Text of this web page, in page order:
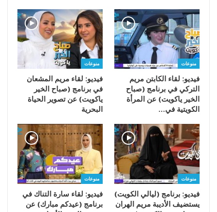
منوعات
فيديو: لقاء الكابتن مريم
التركي في برنامج (صباح
الخير ياكويت) عن المرأة
الكويتية في…
منوعات
فيديو: لقاء مريم المشعان
في برنامج (صباح الخير
ياكويت) عن تصوير الحياة
البحرية
منوعات
فيديو: برنامج (ليالي الكويت)
يستضيف الأديبة مريم الهران
منوعات
فيديو: لقاء سارة التناك في
برنامج (عيدكم مبارك) عن